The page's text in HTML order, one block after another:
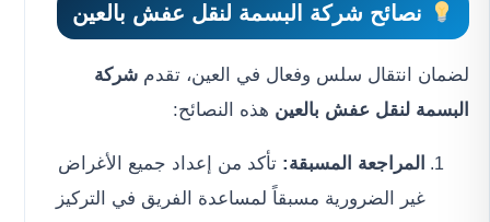
نصائح شركة البسمة لنقل عفش بالعين
لضمان انتقال سلس وفعال في العين، تقدم شركة
البسمة لنقل عفش بالعين هذه النصائح:
المراجعة المسبقة: تأكد من إعداد جميع الأغراض
غير الضرورية مسبقاً لمساعدة الفريق في التركيز